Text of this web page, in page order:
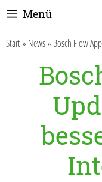
Zum
springen
Menü
Start» News» Bosch Flow